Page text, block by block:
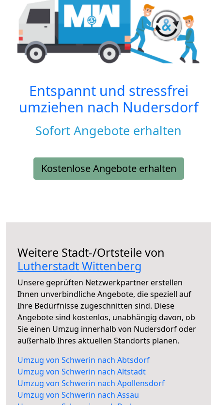
Entspannt und stressfrei
umziehen nach Nudersdorf
Sofort Angebote erhalten
Kostenlose Angebote erhalten
Weitere Stadt-/Ortsteile von
Lutherstadt Wittenberg
Unsere geprüften Netzwerkpartner erstellen
Ihnen unverbindliche Angebote, die speziell auf
Ihre Bedürfnisse zugeschnitten sind. Diese
Angebote sind kostenlos, unabhängig davon, ob
Sie einen Umzug innerhalb von Nudersdorf oder
außerhalb Ihres aktuellen Standorts planen.
Umzug von Schwerin nach Abtsdorf
Umzug von Schwerin nach Altstadt
Umzug von Schwerin nach Apollensdorf
Umzug von Schwerin nach Assau